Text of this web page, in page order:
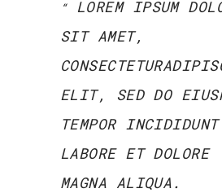
LOREM IPSUM
SIT AMET,
ELIT, SED DO
TEMPOR
LABORE ET DOLORE
MAGNA ALIQUA.